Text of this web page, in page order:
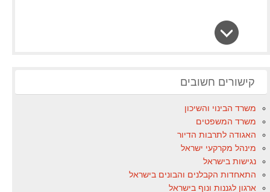
קישורים חשובים
משרד הבינוי והשיכון
משרד המשפטים
האגודה לתרבות הדיור
מינהל מקרקעי ישראל
נגישות בישראל
התאחדות הקבלנים והבונים בישראל
ארגון לגננות ונוף בישראל